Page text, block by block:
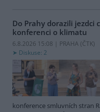
Do Prahy dorazili jezdci
konferenci o klimatu
6.8.2026 15:08 | PRAHA (ČTK)
Diskuse: 2
konference smluvních stran